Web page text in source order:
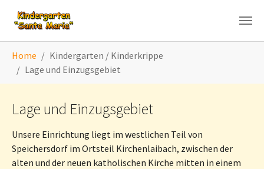
Home
Kindergarten / Kinderkrippe
Lage und Einzugsgebiet
Lage und Einzugsgebiet
Unsere Einrichtung liegt im westlichen Teil von
Speichersdorf im Ortsteil Kirchenlaibach, zwischen der
alten und der neuen katholischen Kirche mitten in einem